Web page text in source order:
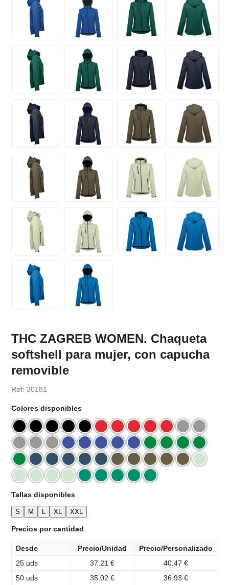
THC ZAGREB WOMEN. Chaqueta
softshell para mujer, con capucha
removible
Ref: 30181
Colores disponibles
Tallas disponibles
S M L XL XXL
Precios por cantidad
Desde Precio/Unidad
Precio/Personalizado
25 uds
37.21 €
40.47 €
50 uds
35.02 € 36.93 €